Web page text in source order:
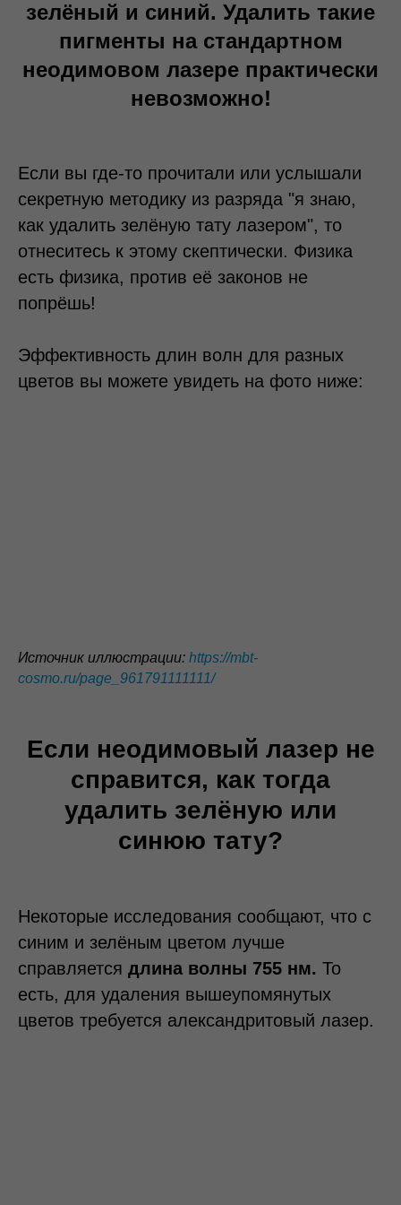
зелёный и синий. Удалить такие
пигменты на стандартном
неодимовом лазере практически
невозможно!
Если вы где-то прочитали или услышали
секретную методику из разряда "я знаю,
как удалить зелёную тату лазером", то
отнеситесь к этому скептически. Физика
есть физика, против её законов не
попрёшь!
Эффективность длин волн для разных
цветов вы можете увидеть на фото ниже:
Источник иллюстрации: https://mbt-
cosmo.ru/page_961791111111/
Если неодимовый лазер не
справится, как тогда
удалить зелёную или
синюю тату?
Некоторые исследования сообщают, что с
синим и зелёным цветом лучше
справляется длина волны 755 нм. То
есть, для удаления вышеупомянутых
цветов требуется александритовый лазер.